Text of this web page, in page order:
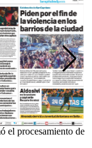
el procesamiento de